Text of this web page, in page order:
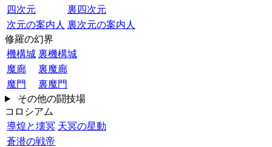
四次元
裏四次元
次元の案内人 裏次元の案内人
修羅の幻界
機構城 裏機構城
魔廊
裏魔廊
魔門
裏魔門
その他の闘技場
コロシアム
導煌と壊冥 天冥の星動
蒼潜の戦帝